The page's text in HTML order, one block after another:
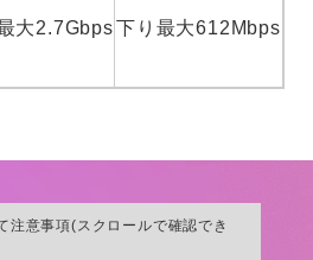
大2.7Gbps下り最大612Mbps
注意事項(スクロールで確認でき